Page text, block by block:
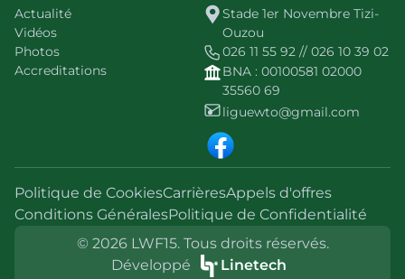
Actualité
Vidéos
Photos
Accreditations
Stade 1er Novembre Tizi-
Ouzou
026 11 55 92 // 026 10 39 02
BNA : 00100581 02000
35560 69
liguewto@gmail.com
Politique de CookiesCarrièresAppels d'offres
Conditions GénéralesPolitique de Confidentialité
© 2026 LWF15. Tous droits réservés.
Développé
Linetech